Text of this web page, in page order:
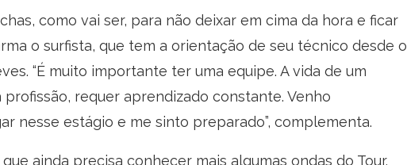
como vai ser, para não deixar em cima da hora e ficar
o surfista, que tem a orientação de seu técnico desde o
“É muito importante ter uma equipe. A vida de um
requer aprendizado constante. Venho
nesse estágio e me sinto preparado”, complementa.
ainda precisa conhecer mais algumas ondas do Tour.